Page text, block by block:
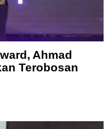
Ahmad
Terobosan